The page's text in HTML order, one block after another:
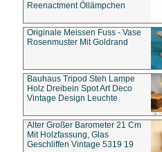
Reenactment Öllämpchen
Originale Meissen Fuss - Vase
Rosenmuster Mit Goldrand
Bauhaus Tripod Steh Lampe
Holz Dreibein Spot Art Deco
Vintage Design Leuchte
Alter Großer Barometer 21 Cm
Mit Holzfassung, Glas
Geschliffen Vintage 5319 19